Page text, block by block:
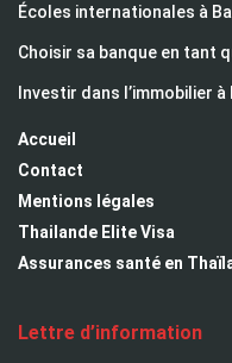
Écoles internationales à
Choisir sa banque en tant
Investir dans l’immobilier à
Accueil
Contact
Mentions légales
Thailande Elite Visa
Assurances santé en
Lettre d’information